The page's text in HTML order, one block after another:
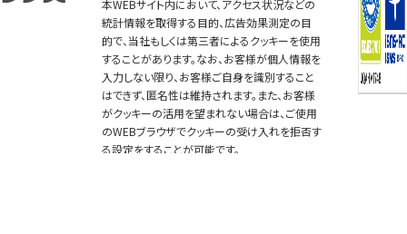
はできず、匿名性は維持されます。また、お客様
がクッキーの活用を望まれない場合は、ご使用
のWEBブラウザでクッキーの受け入れを拒否す
る設定をすることが可能です。
© RAKUS Co., Ltd. All Rights Reserved.